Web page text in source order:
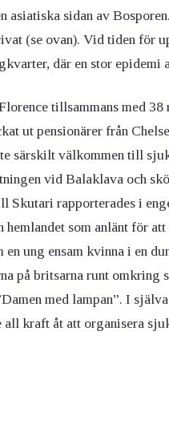
asiatiska sidan av
(se ovan). Vid tiden för
där en stor epidemi
tillsammans med
ut pensionärer från
särskilt välkommen till
vid Balaklava och
Skutari rapporterades i
hemlandet som anlänt för
en ung ensam kvinna i en
på britsarna runt omkring
med lampan”. I
kraft åt att organisera